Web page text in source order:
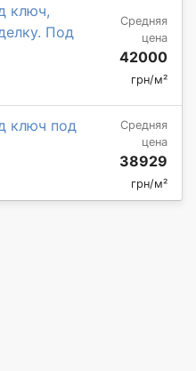
ключ,
Под
Средняя
цена
42000
грн/м²
ключ под
Средняя
цена
38929
грн/м²